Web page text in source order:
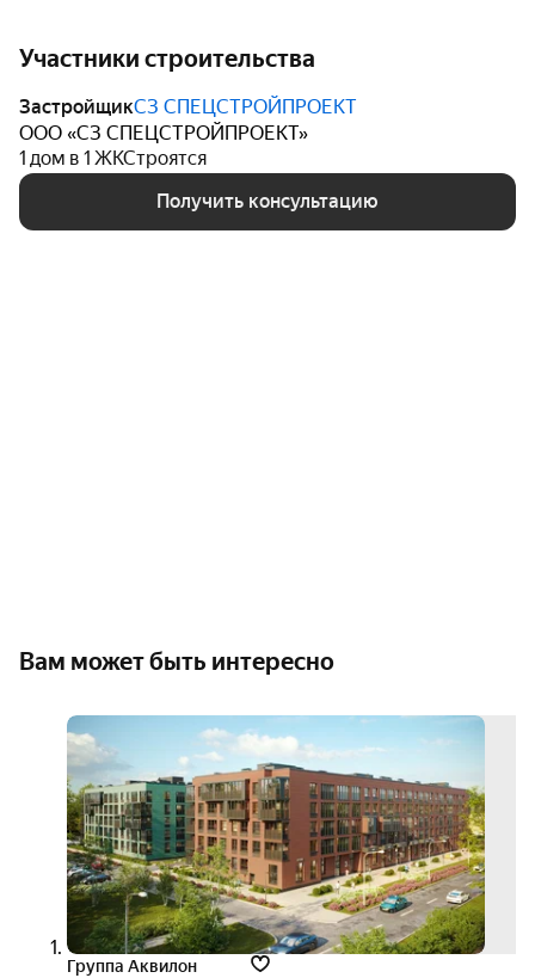
Участники строительства
ЗастройщикСЗ СПЕЦСТРОЙПРОЕКТ
ООО «СЗ СПЕЦСТРОЙПРОЕКТ»
1 дом в 1 ЖКСтроятся
Получить консультацию
Вам может быть интересно
Группа Аквилон